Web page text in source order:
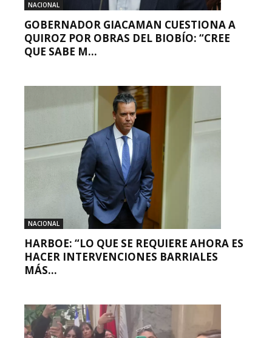
NACIONAL
GOBERNADOR GIACAMAN CUESTIONA A
QUIROZ POR OBRAS DEL BIOBÍO: “CREE
QUE SABE M...
NACIONAL
HARBOE: “LO QUE SE REQUIERE AHORA ES
HACER INTERVENCIONES BARRIALES
MÁS...